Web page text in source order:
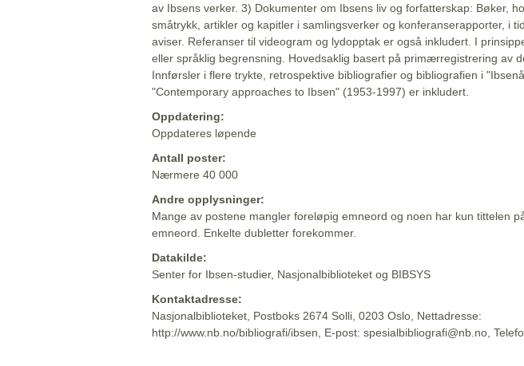
av Ibsens verker. 3) Dokumenter om Ibsens liv og forfatterskap: Bøker,
småtrykk, artikler og kapitler i samlingsverker og konferanserapporter, i
aviser. Referanser til videogram og lydopptak er også inkludert. I
eller språklig begrensning. Hovedsaklig basert på primærregistrering av
Innførsler i flere trykte, retrospektive bibliografier og bibliografien i
"Contemporary approaches to Ibsen" (1953-1997) er inkludert.
Oppdatering:
Oppdateres løpende
Antall poster:
Nærmere 40 000
Andre opplysninger:
Mange av postene mangler foreløpig emneord og noen har kun tittelen
emneord. Enkelte dubletter forekommer.
Datakilde:
Senter for Ibsen-studier, Nasjonalbiblioteket og BIBSYS
Kontaktadresse:
Nasjonalbiblioteket, Postboks 2674 Solli, 0203 Oslo, Nettadresse:
http://www.nb.no/bibliografi/ibsen, E-post: spesialbibliografi@nb.no,